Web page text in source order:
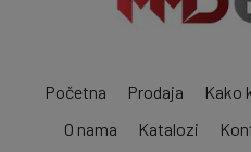
Početna Prodaja Kako
O nama
Katalozi